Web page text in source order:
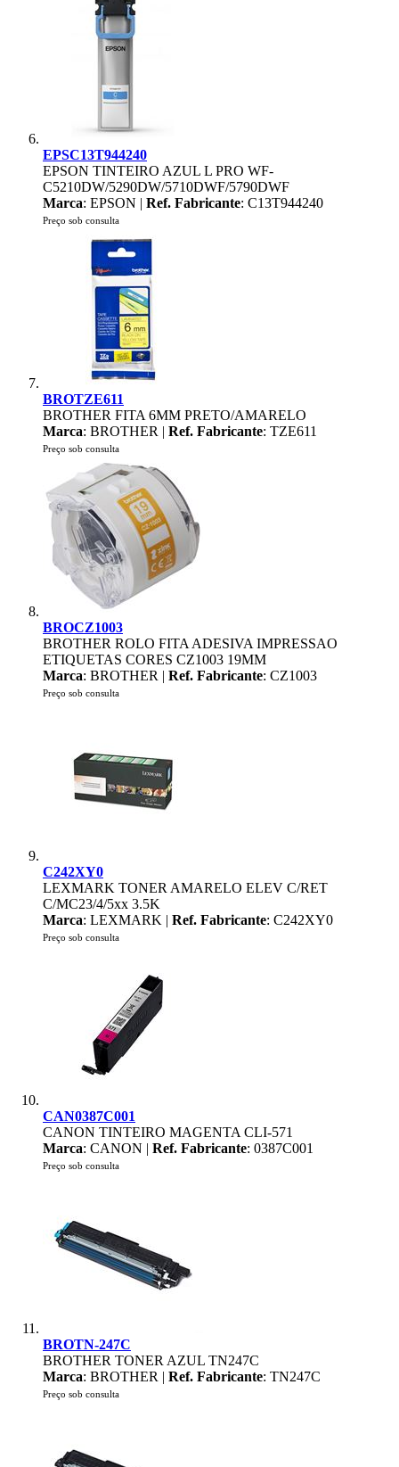
EPSC13T944240
EPSON TINTEIRO AZUL L PRO WF-
C5210DW/5290DW/5710DWF/5790DWF
Marca: EPSON | Ref. Fabricante: C13T944240
Preço sob consulta
BROTZE611
BROTHER FITA 6MM PRETO/AMARELO
Marca: BROTHER | Ref. Fabricante: TZE611
Preço sob consulta
BROCZ1003
BROTHER ROLO FITA ADESIVA IMPRESSAO
ETIQUETAS CORES CZ1003 19MM
Marca: BROTHER | Ref. Fabricante: CZ1003
Preço sob consulta
C242XY0
LEXMARK TONER AMARELO ELEV C/RET
C/MC23/4/5xx 3.5K
Marca: LEXMARK | Ref. Fabricante: C242XY0
Preço sob consulta
CAN0387C001
CANON TINTEIRO MAGENTA CLI-571
Marca: CANON | Ref. Fabricante: 0387C001
Preço sob consulta
BROTN-247C
BROTHER TONER AZUL TN247C
Marca: BROTHER | Ref. Fabricante: TN247C
Preço sob consulta